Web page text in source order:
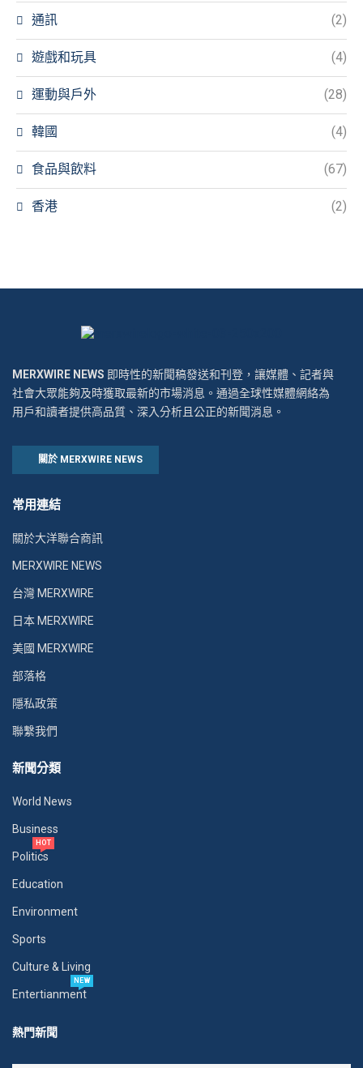
通訊 (2)
遊戲和玩具 (4)
運動與戶外 (28)
韓國 (4)
食品與飲料 (67)
香港 (2)
MERXWIRE NEWS 即時性的新聞稿發送和刊登，讓媒體、記者與
社會大眾能夠及時獲取最新的市場消息。通過全球性媒體網絡為
用戶和讀者提供高品質、深入分析且公正的新聞消息。
關於 MERXWIRE NEWS
常用連結
關於大洋聯合商訊
MERXWIRE NEWS
台灣 MERXWIRE
日本 MERXWIRE
美國 MERXWIRE
部落格
隱私政策
聯繫我們
新聞分類
World News
Business
Politics
HOT
Education
Environment
Sports
Culture & Living
Entertianment
NEW
熱門新聞